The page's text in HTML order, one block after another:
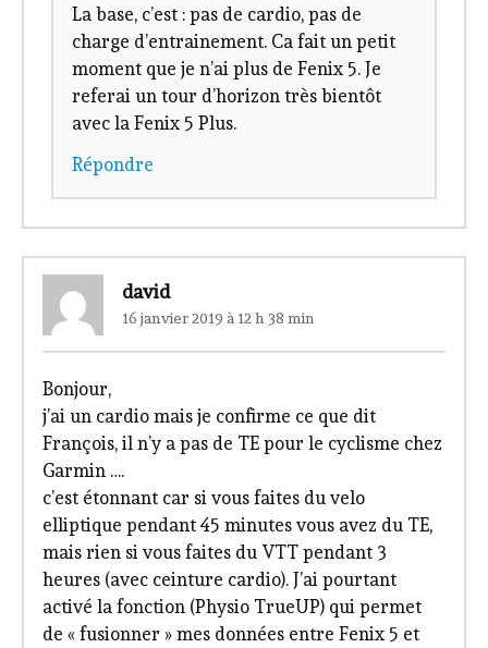
La base, c’est : pas de cardio, pas de
charge d’entrainement. Ca fait un petit
moment que je n’ai plus de Fenix 5. Je
referai un tour d’horizon très bientôt
avec la Fenix 5 Plus.
Répondre
david
16 janvier 2019 à 12 h 38 min
Bonjour,
j’ai un cardio mais je confirme ce que dit
François, il n’y a pas de TE pour le cyclisme chez
Garmin ….
c’est étonnant car si vous faites du velo
elliptique pendant 45 minutes vous avez du TE,
mais rien si vous faites du VTT pendant 3
heures (avec ceinture cardio). J’ai pourtant
activé la fonction (Physio TrueUP) qui permet
de « fusionner » mes données entre Fenix 5 et